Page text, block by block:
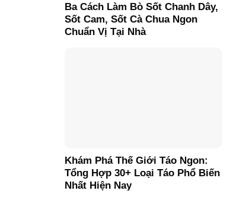
Ba Cách Làm Bò Sốt Chanh Dây,
Sốt Cam, Sốt Cà Chua Ngon
Chuẩn Vị Tại Nhà
Khám Phá Thế Giới Táo Ngon:
Tổng Hợp 30+ Loại Táo Phổ Biến
Nhất Hiện Nay